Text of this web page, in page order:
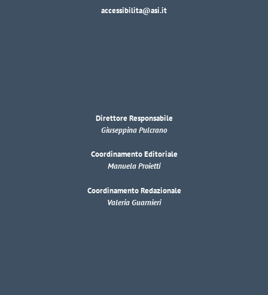
accessibilita@asi.it
Direttore Responsabile
Giuseppina Pulcrano
Coordinamento Editoriale
Manuela Proietti
Coordinamento Redazionale
Valeria Guarnieri